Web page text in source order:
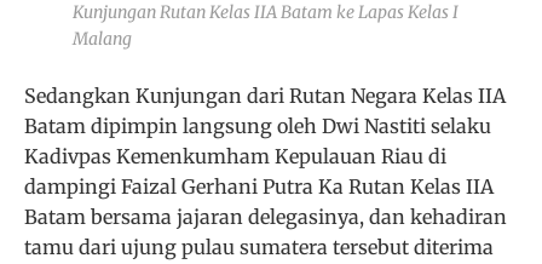
Kunjungan Rutan Kelas IIA Batam ke Lapas Kelas I
Malang
Sedangkan Kunjungan dari Rutan Negara Kelas IIA
Batam dipimpin langsung oleh Dwi Nastiti selaku
Kadivpas Kemenkumham Kepulauan Riau di
dampingi Faizal Gerhani Putra Ka Rutan Kelas IIA
Batam bersama jajaran delegasinya, dan kehadiran
tamu dari ujung pulau sumatera tersebut diterima